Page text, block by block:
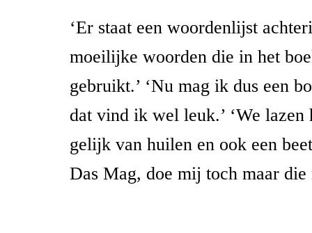
‘Er staat een woordenlijst
moeilijke woorden die in het
gebruikt.’ ‘Nu mag ik dus een
dat vind ik wel leuk.’ ‘We lazen
gelijk van huilen en ook een
Das Mag, doe mij toch maar die